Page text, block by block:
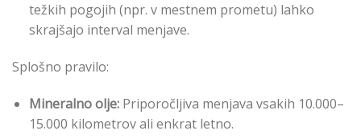
težkih pogojih (npr. v mestnem prometu) lahko
skrajšajo interval menjave.
Splošno pravilo:
Mineralno olje:Priporočljiva menjava vsakih 10.000–
15.000 kilometrov ali enkrat letno.